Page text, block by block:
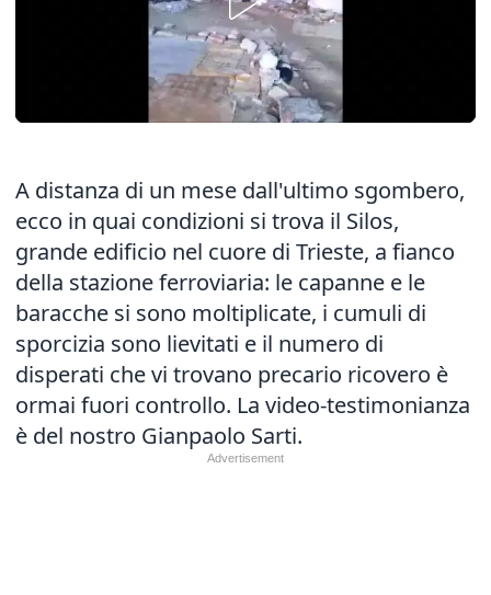
A distanza di un mese dall'ultimo sgombero,
ecco in quai condizioni si trova il Silos,
grande edificio nel cuore di Trieste, a fianco
della stazione ferroviaria: le capanne e le
baracche si sono moltiplicate, i cumuli di
sporcizia sono lievitati e il numero di
disperati che vi trovano precario ricovero è
ormai fuori controllo. La video-testimonianza
è del nostro Gianpaolo Sarti.